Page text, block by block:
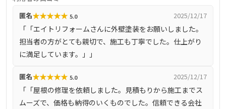
を行っています。お客様の声に耳を傾け、誠実な対応を心
掛けており、外壁診断士や雨漏り診断士の資格を持つスタ
ッフが在籍しています。
匿名★★★★★ 5.0 2025/12/17
「「エイトリフォームさんに外壁塗装をお願いしました。
担当者の方がとても親切で、施工も丁寧でした。仕上がり
に満足しています。」」
匿名★★★★★ 5.0 2025/12/17
「「屋根の修理を依頼しました。見積もりから施工までス
ムーズで、価格も納得のいくものでした。信頼できる会社